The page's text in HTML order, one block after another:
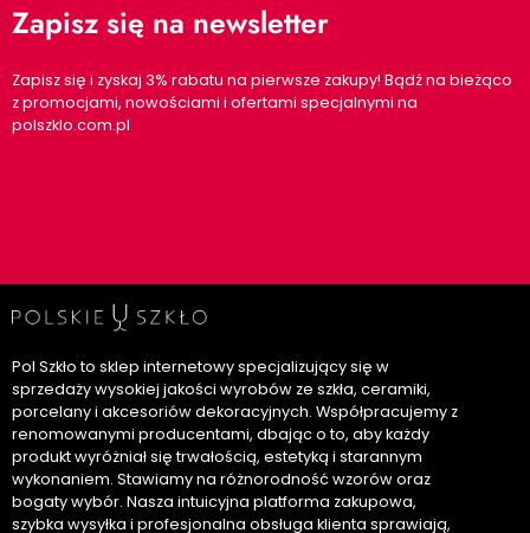
Zapisz się na newsletter
Zapisz się i zyskaj 3% rabatu na pierwsze zakupy! Bądź na bieżąco
z promocjami, nowościami i ofertami specjalnymi na
polszklo.com.pl
Pol Szkło to sklep internetowy specjalizujący się w
sprzedaży wysokiej jakości wyrobów ze szkła, ceramiki,
porcelany i akcesoriów dekoracyjnych. Współpracujemy z
renomowanymi producentami, dbając o to, aby każdy
produkt wyróżniał się trwałością, estetyką i starannym
wykonaniem. Stawiamy na różnorodność wzorów oraz
bogaty wybór. Nasza intuicyjna platforma zakupowa,
szybka wysyłka i profesjonalna obsługa klienta sprawiają,